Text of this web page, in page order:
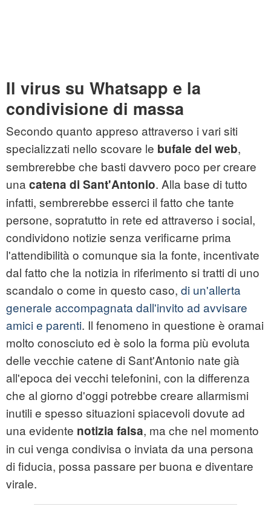
Il virus su Whatsapp e la
condivisione di massa
Secondo quanto appreso attraverso i vari siti
specializzati nello scovare le bufale del web,
sembrerebbe che basti davvero poco per creare
una catena di Sant'Antonio. Alla base di tutto
infatti, sembrerebbe esserci il fatto che tante
persone, sopratutto in rete ed attraverso i social,
condividono notizie senza verificarne prima
l'attendibilità o comunque sia la fonte, incentivate
dal fatto che la notizia in riferimento si tratti di uno
scandalo o come in questo caso, di un'allerta
generale accompagnata dall'invito ad avvisare
amici e parenti. Il fenomeno in questione è oramai
molto conosciuto ed è solo la forma più evoluta
delle vecchie catene di Sant'Antonio nate già
all'epoca dei vecchi telefonini, con la differenza
che al giorno d'oggi potrebbe creare allarmismi
inutili e spesso situazioni spiacevoli dovute ad
una evidente notizia falsa, ma che nel momento
in cui venga condivisa o inviata da una persona
di fiducia, possa passare per buona e diventare
virale.